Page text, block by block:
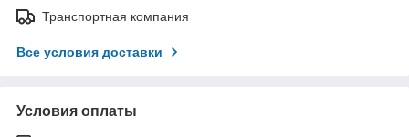
Транспортная компания
Все условия доставки
Условия оплаты